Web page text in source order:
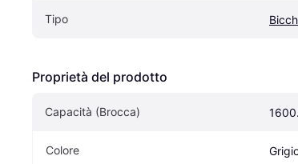
Tipo
Proprietà del prodotto
Capacità (Brocca)
Colore